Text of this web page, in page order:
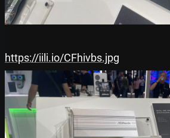
https://iili.io/CFhivbs.jpg